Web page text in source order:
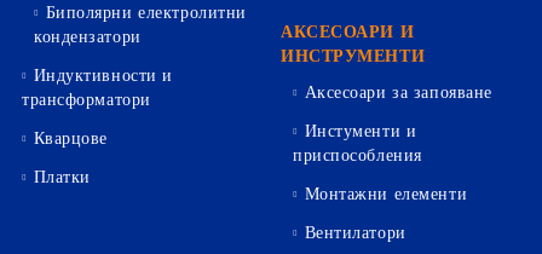
Биполярни електролитни
кондензатори
Индуктивности и
трансформатори
Кварцове
Платки
АКСЕСОАРИ И
ИНСТРУМЕНТИ
Аксесоари за запояване
Инстументи и
приспособления
Монтажни елементи
Вентилатори